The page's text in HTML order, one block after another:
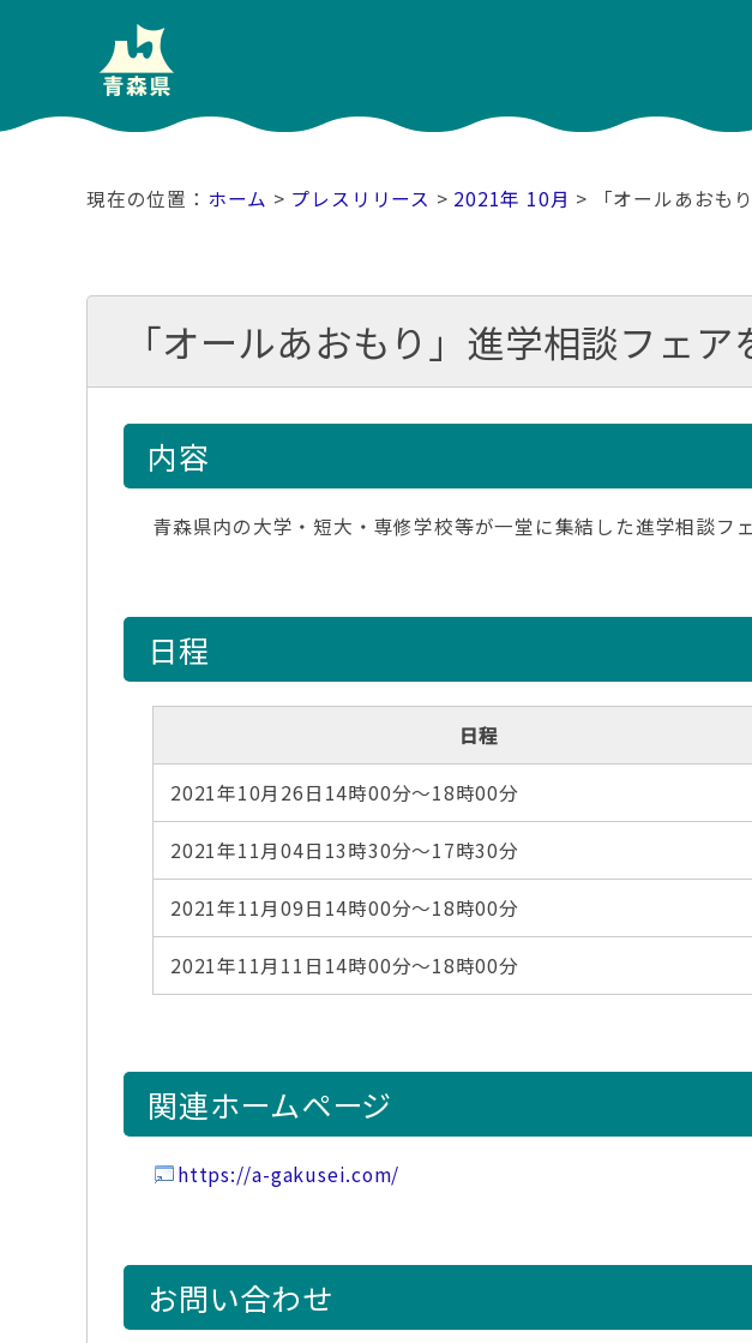
ホーム > プレスリリース > 2021年 10月 > 「オールあおも
「オールあおもり」進学相談フェ
内容
青森県内の大学・短大・専修学校等が一堂に集結した進学相談フ
日程
日程
2021年10月26日14時00分～18時00分
2021年11月04日13時30分～17時30分
2021年11月09日14時00分～18時00分
2021年11月11日14時00分～18時00分
関連ホームページ
https://a-gakusei.com/
お問い合わせ